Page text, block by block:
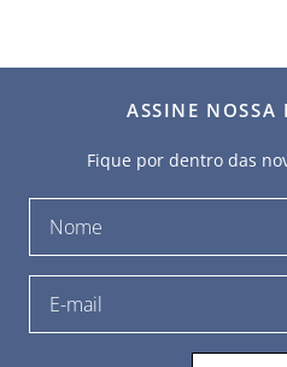
ASSINE NOSSA
Fique por dentro das